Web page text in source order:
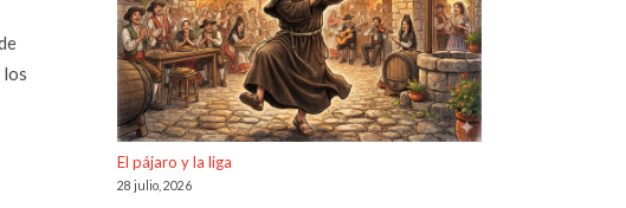
los
El pájaro y la liga
28 julio, 2026